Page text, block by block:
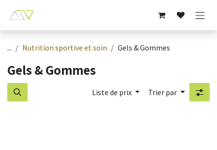
... Nutrition sportive et soin Gels & Gommes
Gels & Gommes
Liste de prix Trier par